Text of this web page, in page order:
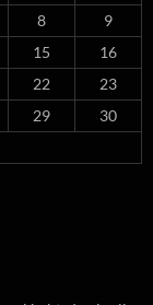
8
9
15
16
22
23
29
30